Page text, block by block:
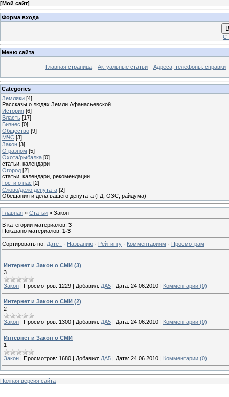
[Мой сайт]
Форма входа
Меню сайта
Главная страница Актуальные статьи Адреса, телефоны, справки
Categories
Земляки [4]
Рассказы о людях Земли Афанасьевской
История [6]
Власть [17]
Бизнес [0]
Общество [9]
МЧС [3]
Закон [3]
О разном [5]
Охота/рыбалка [0]
статьи, календари
Огород [2]
статьи, календари, рекомендации
Гости о нас [2]
Слово/дело депутата [2]
Обещания и дела вашего депутата (ГД, ОЗС, райдума)
Главная » Статьи » Закон
В категории материалов: 3
Показано материалов: 1-3
Сортировать по: Дате · Названию · Рейтингу · Комментариям · Просмотрам
Интернет и Закон о СМИ (3)
3
Закон Просмотров: 1229 Добавил: ДА5 Дата: 24.06.2010 Комментарии (0)
Интернет и Закон о СМИ (2)
2
Закон | Просмотров: 1300 | Добавил: ДА5 | Дата: 24.06.2010 | Комментарии (0)
Интернет и Закон о СМИ
1
Закон | Просмотров: 1680 | Добавил: ДА5 | Дата: 24.06.2010 | Комментарии (0)
Полная версия сайта